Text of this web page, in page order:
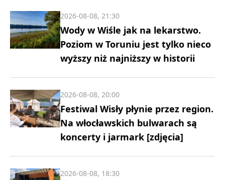
Wody w Wiśle jak na lekarstwo.
Poziom w Toruniu jest tylko nieco
wyższy niż najniższy w historii
2026-08-08, 21:30
Festiwal Wisły płynie przez region.
Na włocławskich bulwarach są
koncerty i jarmark [zdjęcia]
2026-08-08, 20:00
2026-08-08, 18:30